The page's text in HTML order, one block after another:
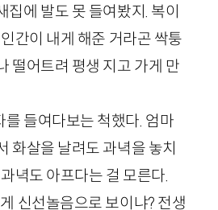
집에 발도 못 들여봤지. 복이
간이 내게 해준 거라곤 싹퉁
떨어트려 평생 지고 가게 만
를 들여다보는 척했다. 엄마
화살을 날려도 과녁을 놓치
녁도 아프다는 걸 모른다.
신선놀음으로 보이냐? 전생